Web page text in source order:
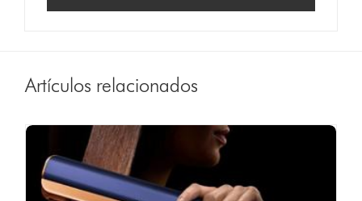
Artículos relacionados